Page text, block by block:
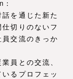
を通じた新た
切りのないフ
交流のきっか
員との交流、
るプロフェッ